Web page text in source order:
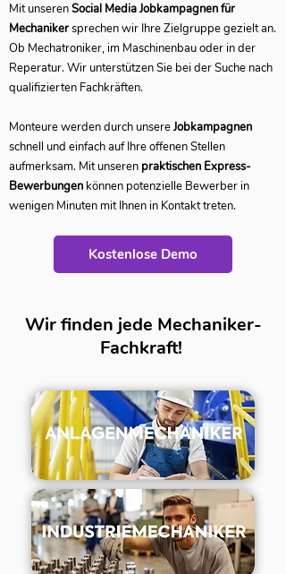
Mit unserenSocial Media Jobkampagnen für
Mechanikersprechen wir Ihre Zielgruppe gezielt an.
Ob Mechatroniker, im Maschinenbau oder in der
Reperatur. Wir unterstützen Sie bei der Suche nach
qualifizierten Fachkräften.
Monteure werden durch unsereJobkampagnen
schnell und einfach auf Ihre offenen Stellen
aufmerksam. Mit unseren praktischen Express-
Bewerbungen können potenzielle Bewerber in
wenigen Minuten mit Ihnen in Kontakt treten.
Kostenlose Demo
Wir finden jede Mechaniker-
Fachkraft!